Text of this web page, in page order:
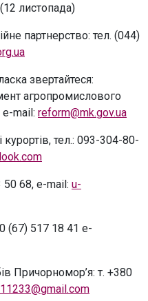
листопада)
партнерство: тел. (044)
звертайтеся:
агропромислового
mail: reform@mk.gov.ua
тел.: 093-304-80-
68, e-mail: u-
(67) 517 18 41 e-
Причорномор’я: т. +380